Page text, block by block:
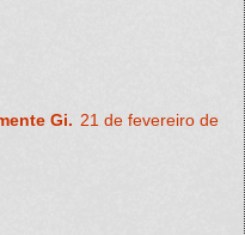
Gi. 21 de fevereiro de